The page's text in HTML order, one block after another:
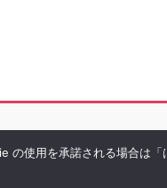
使用を承諾される場合は